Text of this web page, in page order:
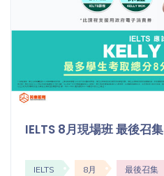
IELTS 8月現場班 最後召集
IELTS 8月 最後召集